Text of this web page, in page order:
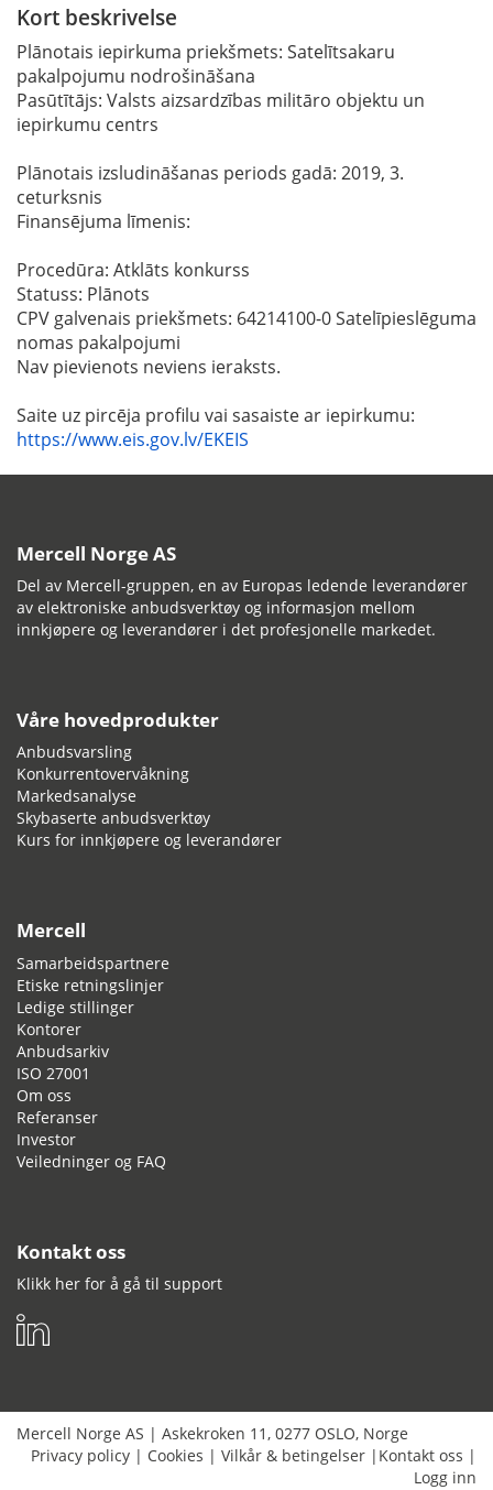
Kort beskrivelse
Plānotais iepirkuma priekšmets: Satelītsakaru
pakalpojumu nodrošināšana
Pasūtītājs: Valsts aizsardzības militāro objektu un
iepirkumu centrs
Plānotais izsludināšanas periods gadā: 2019, 3.
ceturksnis
Finansējuma līmenis:
Procedūra: Atklāts konkurss
Statuss: Plānots
CPV galvenais priekšmets: 64214100-0 Satelīpieslēguma
nomas pakalpojumi
Nav pievienots neviens ieraksts.
Saite uz pircēja profilu vai sasaiste ar iepirkumu:
https://www.eis.gov.lv/EKEIS
Mercell Norge AS
Del av Mercell-gruppen, en av Europas ledende leverandører
av elektroniske anbudsverktøy og informasjon mellom
innkjøpere og leverandører i det profesjonelle markedet.
Våre hovedprodukter
Anbudsvarsling
Konkurrentovervåkning
Markedsanalyse
Skybaserte anbudsverktøy
Kurs for innkjøpere og leverandører
Mercell
Samarbeidspartnere
Etiske retningslinjer
Ledige stillinger
Kontorer
Anbudsarkiv
ISO 27001
Om oss
Referanser
Investor
Veiledninger og FAQ
Kontakt oss
Klikk her for å gå til support
Mercell Norge AS | Askekroken 11, 0277 OSLO, Norge
Privacy policy | Cookies | Vilkår & betingelser | Kontakt oss |
Logg inn